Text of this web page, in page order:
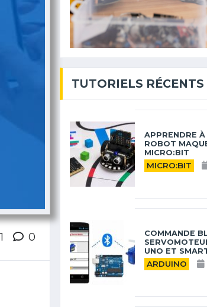
0
TUTORIELS RÉCENTS
APPRENDRE
ROBOT
MICRO:BIT
MICRO:BIT
COMMANDE
UNO ET
ARDUINO